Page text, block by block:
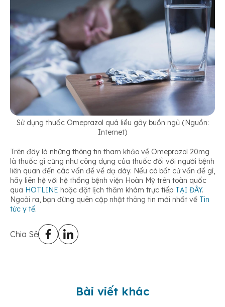
Sử dụng thuốc Omeprazol quá liều gây buồn ngủ (Nguồn:
Internet)
Trên đây là những thông tin tham khảo về Omeprazol 20mg
là thuốc gì cũng như công dụng của thuốc đối với người bệnh
liên quan đến các vấn đề về dạ dày. Nếu có bất cứ vấn đề gì,
hãy liên hệ với hệ thống bệnh viện Hoàn Mỹ trên toàn quốc
qua HOTLINE hoặc đặt lịch thăm khám trực tiếp TẠI ĐÂY.
Ngoài ra, bạn đừng quên cập nhật thông tin mới nhất về Tin
tức y tế.
Chia Sẻ
Bài viết khác